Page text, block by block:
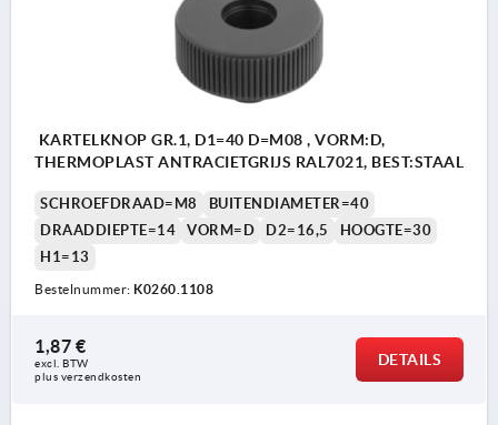
KARTELKNOP GR.1, D1=40 D=M08 , VORM:D,
THERMOPLAST ANTRACIETGRIJS RAL7021, BEST:STAAL
SCHROEFDRAAD=M8
BUITENDIAMETER=40
DRAADDIEPTE=14
VORM=D D2=16,5
HOOGTE=30
H1=13
Bestelnummer: K0260.1108
1,87 €
excl. BTW
plus verzendkosten
DETAILS